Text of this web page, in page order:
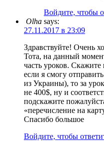
Войдите, чтобы
Olha says:
27.11.2017 в 23:09
Здравствуйте! Очень
Тота, на данный
часть уроков.
если я смогу
из Украины), то за
не 400$, ну и
подскажите
«перечисление на
Спасибо большое
Войдите, чтобы